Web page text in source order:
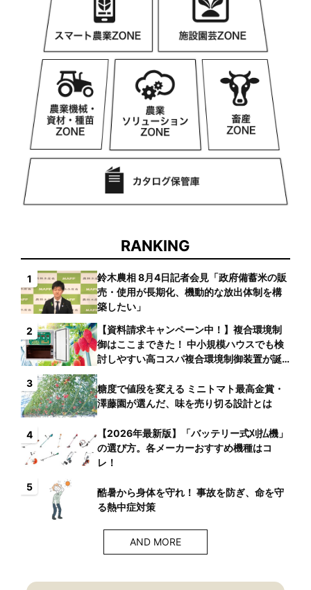
RANKING
1
鈴木農相 8月4日記者会見「政府備蓄米の販
売・使用が長期化、機動的な放出体制を構
築したい」
2
【資料請求キャンペーン中！】複合環境制
御はここまできた！ 中小規模ハウスでも検
討しやすい高コスパ複合環境制御装置が誕
3
糖度で値段を変える ミニトマト最高金賞・
澤藤園が選んだ、味を売り切る設計とは
4
【2026年最新版】「バッテリー式刈払機」
の選び方。各メーカーおすすめ機種はコ
レ！
5
酷暑から身体を守れ！ 事故を防ぎ、命を守
る熱中症対策
AND MORE